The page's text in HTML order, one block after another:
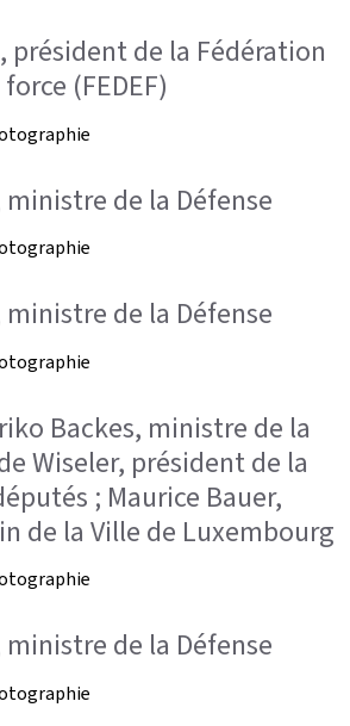
président de la Fédération
(FEDEF)
de la Défense
de la Défense
Backes, ministre de la
Wiseler, président de la
; Maurice Bauer,
de la Ville de Luxembourg
de la Défense